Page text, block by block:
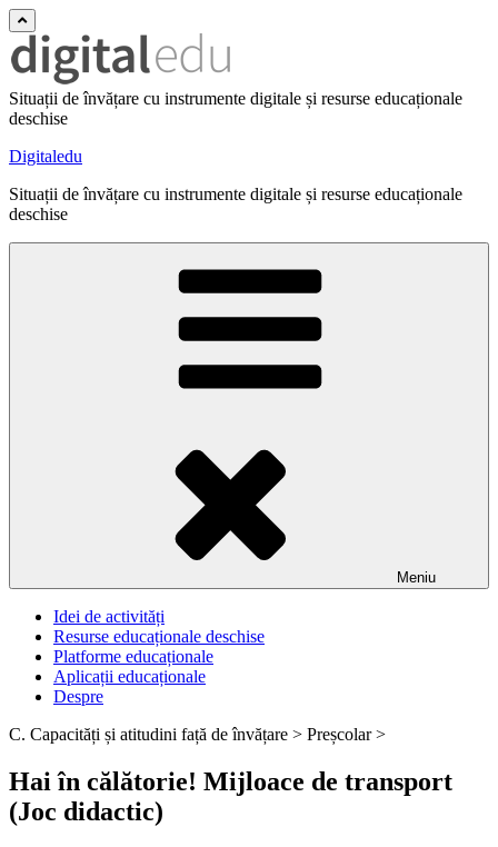
Situații de învățare cu instrumente digitale și resurse educaționale
deschise
Digitaledu
Situații de învățare cu instrumente digitale și resurse educaționale
deschise
Meniu
Idei de activități
Resurse educaționale deschise
Platforme educaționale
Aplicații educaționale
Despre
C. Capacități și atitudini față de învățare > Preșcolar >
Hai în călătorie! Mijloace de transport
(Joc didactic)